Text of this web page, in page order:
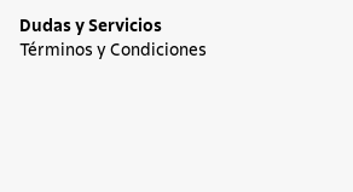
Dudas y Servicios
Términos y Condiciones